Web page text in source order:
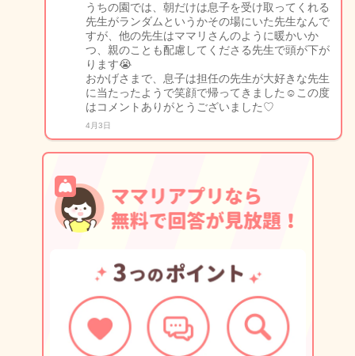
うちの園では、朝だけは息子を受け取ってくれる
先生がランダムというかその場にいた先生なんで
すが、他の先生はママリさんのように暖かいか
つ、親のことも配慮してくださる先生で頭が下が
ります😭
おかげさまで、息子は担任の先生が大好きな先生
に当たったようで笑顔で帰ってきました☺️この度
はコメントありがとうございました♡
4月3日